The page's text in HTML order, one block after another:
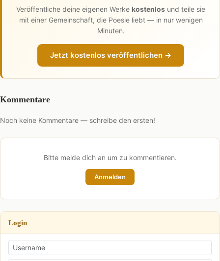
Veröffentliche deine eigenen Werke kostenlos und teile sie
mit einer Gemeinschaft, die Poesie liebt — in nur wenigen
Minuten.
Jetzt kostenlos veröffentlichen →
Kommentare
Noch keine Kommentare — schreibe den ersten!
Bitte melde dich an um zu kommentieren.
Anmelden
Login